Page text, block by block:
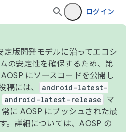
ログイン
定版開発モデルに沿ってエコシ
の安定性を確保するため、第
にソースコードを公開し
稿には、
android-latest-
android-latest-release
マ
に AOSP にプッシュされた最
。詳細については、AOSP の